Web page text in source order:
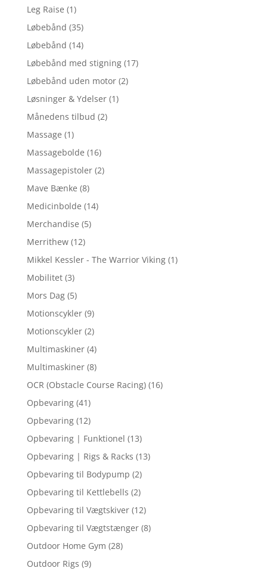
Leg Raise (1)
Løbebånd (35)
Løbebånd (14)
Løbebånd med stigning (17)
Løbebånd uden motor (2)
Løsninger & Ydelser (1)
Månedens tilbud (2)
Massage (1)
Massagebolde (16)
Massagepistoler (2)
Mave Bænke (8)
Medicinbolde (14)
Merchandise (5)
Merrithew (12)
Mikkel Kessler - The Warrior Viking (1)
Mobilitet (3)
Mors Dag (5)
Motionscykler (9)
Motionscykler (2)
Multimaskiner (4)
Multimaskiner (8)
OCR (Obstacle Course Racing) (16)
Opbevaring (41)
Opbevaring (12)
Opbevaring | Funktionel (13)
Opbevaring | Rigs & Racks (13)
Opbevaring til Bodypump (2)
Opbevaring til Kettlebells (2)
Opbevaring til Vægtskiver (12)
Opbevaring til Vægtstænger (8)
Outdoor Home Gym (28)
Outdoor Rigs (9)